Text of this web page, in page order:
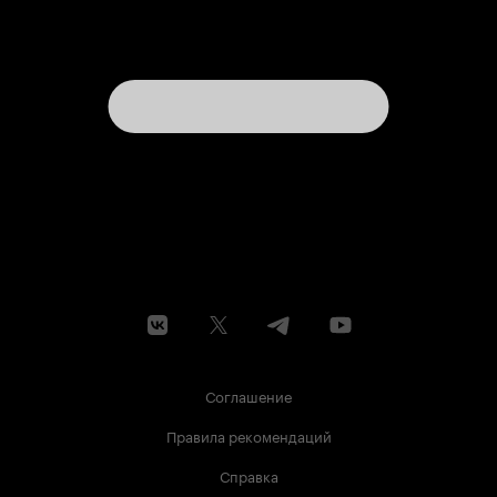
Соглашение
Правила рекомендаций
Справка